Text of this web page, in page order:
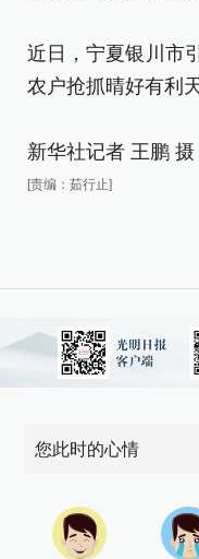
近日，宁夏银川市
农户抢抓晴好有利
新华社记者 王鹏 摄
[责编：茹行止]
您此时的心情